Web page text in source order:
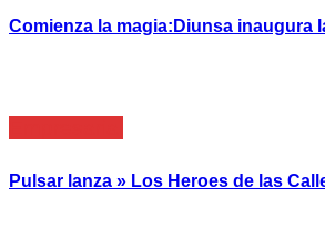
Comienza la magia:Diunsa inaugura
Pulsar lanza » Los Heroes de las